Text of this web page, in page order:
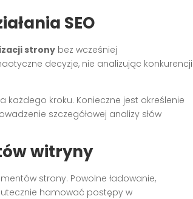
SEO
strony bez wcześniej
decyzje, nie analizując konkurencji
kroku. Konieczne jest określenie
szczegółowej analizy słów
witryny
strony. Powolne ładowanie,
hamować postępy w